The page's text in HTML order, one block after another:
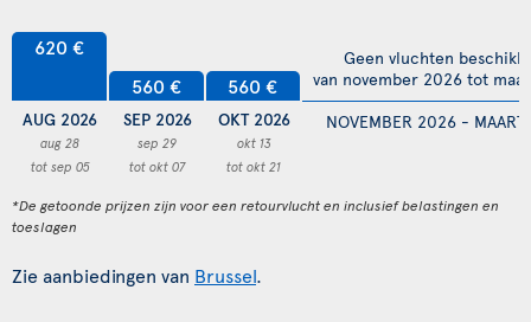
620 €
AUG 2026
aug 28
tot sep 05
560 €
SEP 2026
sep 29
tot okt 07
560 €
OKT 2026
okt 13
tot okt 21
NOVEMBER 2026 -
Geen vluchten
van november 2026 tot
*De getoonde prijzen zijn voor een retourvlucht en inclusief belastingen en
toeslagen
Zie aanbiedingen van Brussel.